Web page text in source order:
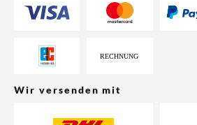
Wir versenden mit